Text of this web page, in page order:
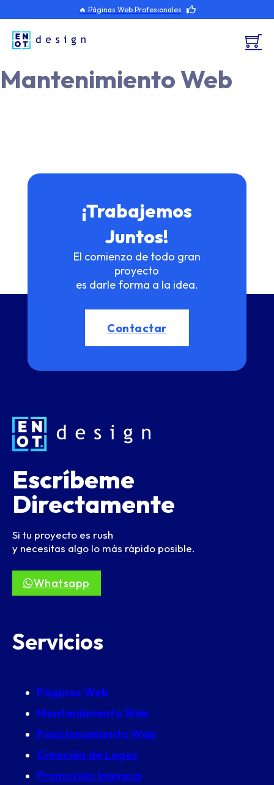
🔥 Páginas Web Profesionales
Mantenimiento Web
¡Trabajemos
Juntos!
El comienzo de todo gran
proyecto
es darle forma a la idea.
Contactar
Escríbeme
Directamente
Si tu proyecto es rush
y necesitas algo lo más rápido posible.
Whatsapp
Servicios
Páginas Web
Mantenimiento Web
Posicionamiento Web
Creación de Logos
Promoción Impresa